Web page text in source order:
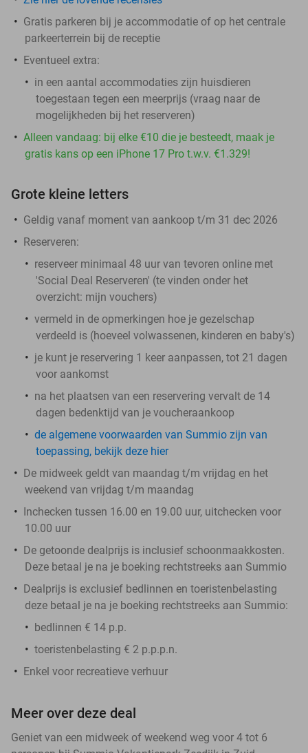
Gratis parkeren bij je accommodatie of op het centrale
parkeerterrein bij de receptie
Eventueel extra:
in een aantal accommodaties zijn huisdieren
toegestaan tegen een meerprijs (vraag naar de
mogelijkheden bij het reserveren)
Alleen vandaag: bij elke €10 die je besteedt, maak je
gratis kans op een iPhone 17 Pro t.w.v. €1.329!
Grote kleine letters
Geldig vanaf moment van aankoop t/m 31 dec 2026
Reserveren:
reserveer minimaal 48 uur van tevoren online met
'Social Deal Reserveren' (te vinden onder het
overzicht: mijn vouchers)
vermeld in de opmerkingen hoe je gezelschap
verdeeld is (hoeveel volwassenen, kinderen en baby's)
je kunt je reservering 1 keer aanpassen, tot 21 dagen
voor aankomst
na het plaatsen van een reservering vervalt de 14
dagen bedenktijd van je voucheraankoop
de algemene voorwaarden van Summio zijn van
toepassing, bekijk deze hier
De midweek geldt van maandag t/m vrijdag en het
weekend van vrijdag t/m maandag
Inchecken tussen 16.00 en 19.00 uur, uitchecken voor
10.00 uur
De getoonde dealprijs is inclusief schoonmaakkosten.
Deze betaal je na je boeking rechtstreeks aan Summio
Dealprijs is exclusief bedlinnen en toeristenbelasting
deze betaal je na je boeking rechtstreeks aan Summio:
bedlinnen € 14 p.p.
toeristenbelasting € 2 p.p.p.n.
Enkel voor recreatieve verhuur
Meer over deze deal
Geniet van een midweek of weekend weg voor 4 tot 6